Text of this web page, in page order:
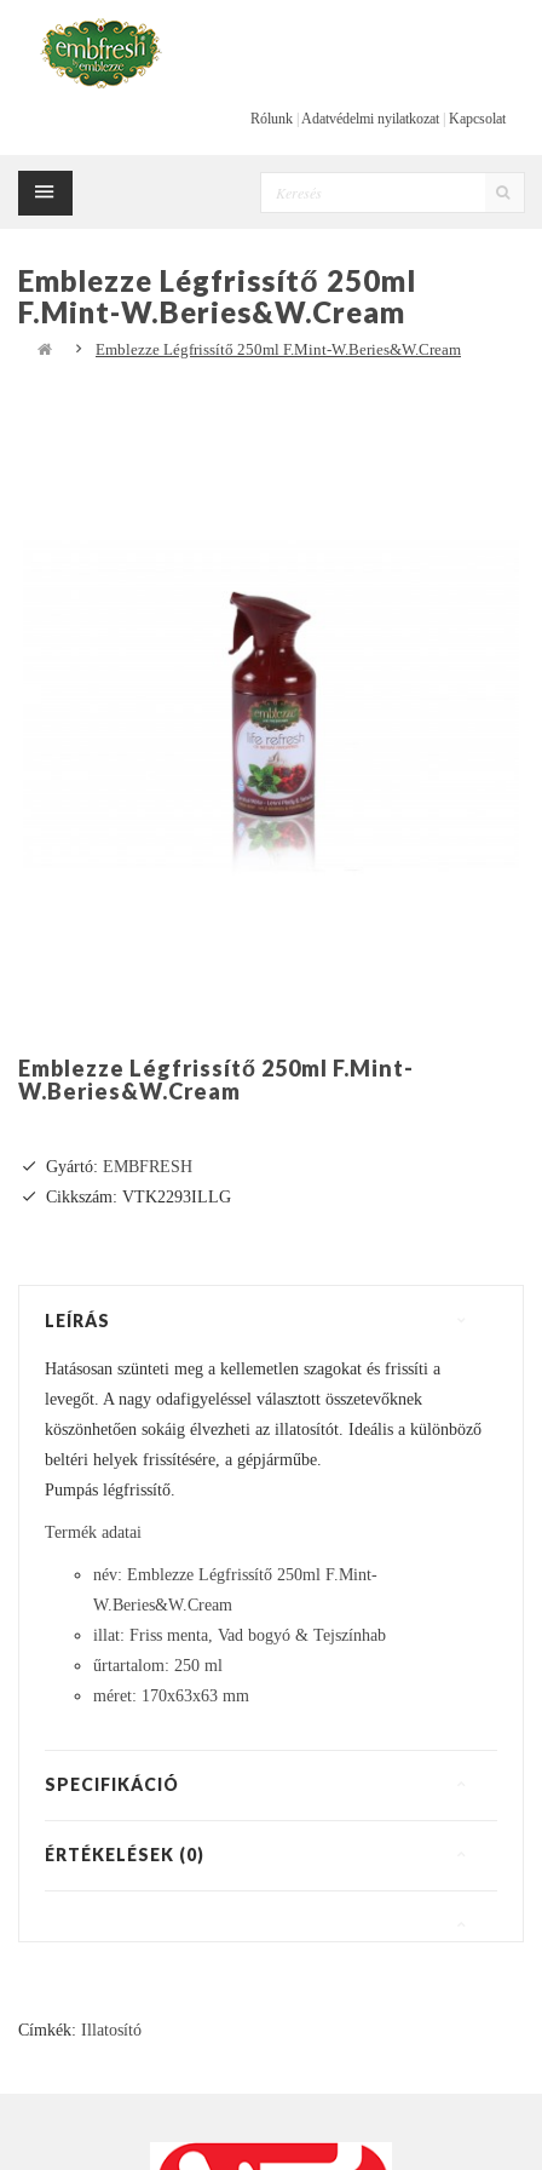
Rólunk Adatvédelmi nyilatkozat Kapcsolat
Emblezze Légfrissítő 250ml
F.Mint-W.Beries&W.Cream
Emblezze Légfrissítő 250ml F.Mint-W.Beries&W.Cream
Emblezze Légfrissítő 250ml F.Mint-
W.Beries&W.Cream
Gyártó: EMBFRESH
Cikkszám: VTK2293ILLG
LEÍRÁS
Hatásosan szünteti meg a kellemetlen szagokat és frissíti a
levegőt. A nagy odafigyeléssel választott összetevőknek
köszönhetően sokáig élvezheti az illatosítót. Ideális a különböző
beltéri helyek frissítésére, a gépjárműbe.
Pumpás légfrissítő.
Termék adatai
név: Emblezze Légfrissítő 250ml F.Mint-
W.Beries&W.Cream
illat: Friss menta, Vad bogyó & Tejszínhab
űrtartalom: 250 ml
méret: 170x63x63 mm
SPECIFIKÁCIÓ
ÉRTÉKELÉSEK (0)
Címkék: Illatosító